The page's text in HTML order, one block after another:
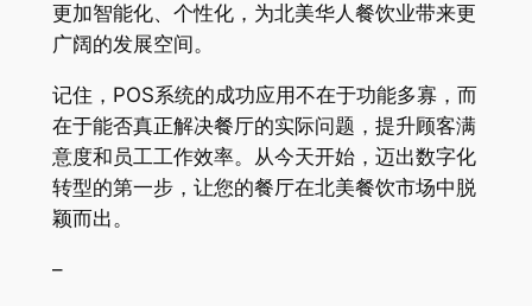
更加智能化、个性化，为北美华人餐饮业带来更
广阔的发展空间。
记住，POS系统的成功应用不在于功能多寡，而
在于能否真正解决餐厅的实际问题，提升顾客满
意度和员工工作效率。从今天开始，迈出数字化
转型的第一步，让您的餐厅在北美餐饮市场中脱
颖而出。
–